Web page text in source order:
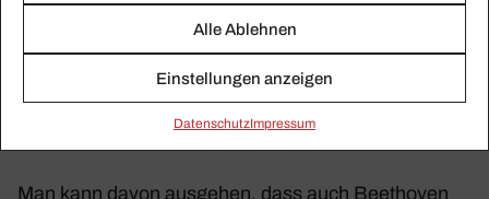
Alle Ablehnen
Einstellungen anzeigen
Daten­schutzImpressum
Beet­hoven feiern
oder feuern
Man kann davon ausgehen, dass auch Beet­hoven